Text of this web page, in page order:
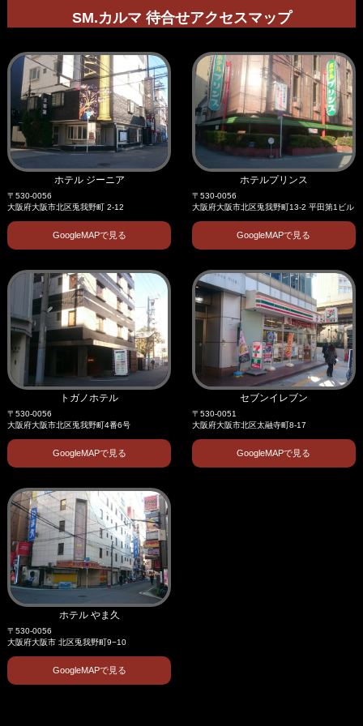
SM.カルマ 待合せアクセスマップ
ホテル ジーニア
〒530-0056
大阪府大阪市北区兎我野町 2-12
GoogleMAPで見る
ホテルプリンス
〒530-0056
大阪府大阪市北区兎我野町13-2 平田第1ビル
GoogleMAPで見る
トガノホテル
〒530-0056
大阪府大阪市北区兎我野町4番6号
GoogleMAPで見る
セブンイレブン
〒530-0051
大阪府大阪市北区太融寺町8-17
GoogleMAPで見る
ホテル やま久
〒530-0056
大阪府大阪市 北区兎我野町9−10
GoogleMAPで見る